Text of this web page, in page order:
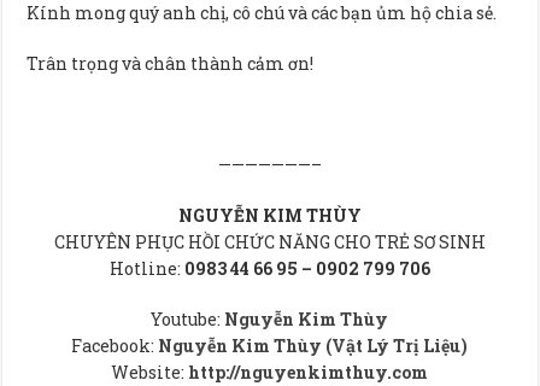
Kính mong quý anh chị, cô chú và các bạn ủm hộ chia sẻ.
Trân trọng và chân thành cảm ơn!
———————–
NGUYỄN KIM THÙY
CHUYÊN PHỤC HỒI CHỨC NĂNG CHO TRẺ SƠ SINH
Hotline: 0983 44 66 95 – 0902 799 706
Youtube: Nguyễn Kim Thùy
Facebook: Nguyễn Kim Thùy (Vật Lý Trị Liệu)
Website: http://nguyenkimthuy.com